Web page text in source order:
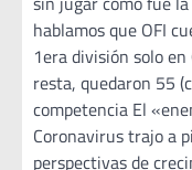
hablamos que OFI
1era división solo
resta, quedaron 55
competencia El
Coronavirus trajo a
perspectivas de